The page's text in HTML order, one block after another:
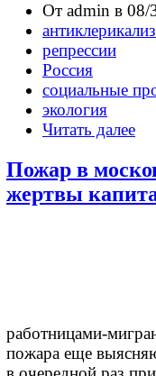
От admin в 08/
репрессии
Россия
социальные
экология
Читать далее
Пожар в
жертвы
работницами-
пожара еще